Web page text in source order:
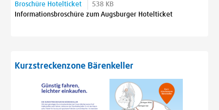
Broschüre Hotelticket
538 KB
Informationsbroschüre zum Augsburger Hotelticket
Kurzstreckenzone Bärenkeller